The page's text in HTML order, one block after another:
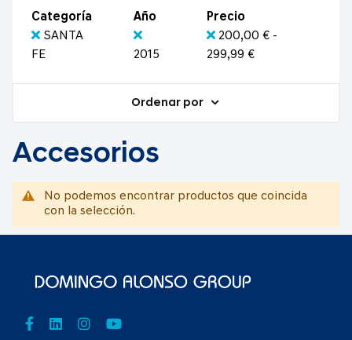
Categoría
SANTA
FE
Año
2015
Precio
200,00 € -
299,99 €
Ordenar por
Accesorios
No podemos encontrar productos que coincida
con la selección.